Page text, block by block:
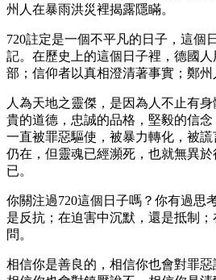
州人在暴雨洪災裡揭露隱瞞。
720註定是一個不平凡的日子，這個
記。在歷史上的這個日子裡，德國
部；信仰者以真相澄清著事實；鄭州
人為天地之靈傑，是因為人不止有
貴的道德，忠誠的品格，堅毅的信
一直被罪惡驅使，被暴力轉化，被
仍在，但靈魂已經瀕死，也就無異
已。
你關注過720這個日子嗎？你有過思
是反抗；在迫害中沉默，還是抵制
問。
相信你是善良的，相信你也會對罪惡